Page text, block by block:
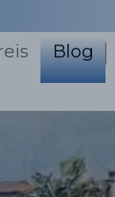
Blog